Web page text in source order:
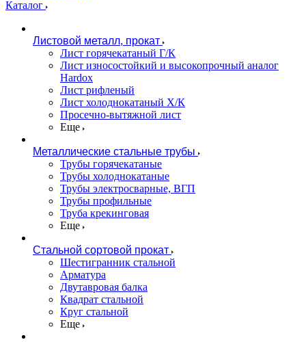
Каталог
Листовой металл, прокат
Лист горячекатаный Г/К
Лист износостойкий и высокопрочный аналог
Hardox
Лист рифленый
Лист холоднокатаный Х/К
Просечно-вытяжной лист
Еще
Металлические стальные трубы
Трубы горячекатаные
Трубы холоднокатаные
Трубы электросварные, ВГП
Трубы профильные
Труба крекинговая
Еще
Стальной сортовой прокат
Шестигранник стальной
Арматура
Двутавровая балка
Квадрат стальной
Круг стальной
Еще